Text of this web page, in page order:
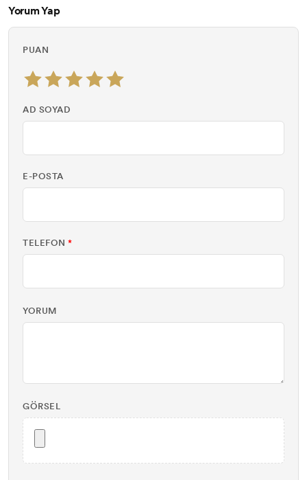
Yorum Yap
PUAN
AD SOYAD
E-POSTA
TELEFON *
YORUM
GÖRSEL